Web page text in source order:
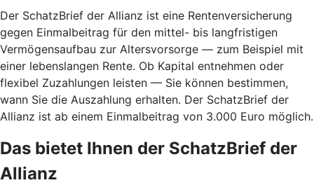
Der SchatzBrief der Allianz ist eine Rentenversicherung
gegen Einmalbeitrag für den mittel- bis langfristigen
Vermögensaufbau zur Altersvorsorge — zum Beispiel mit
einer lebenslangen Rente. Ob Kapital entnehmen oder
flexibel Zuzahlungen leisten — Sie können bestimmen,
wann Sie die Auszahlung erhalten. Der SchatzBrief der
Allianz ist ab einem Einmalbeitrag von 3.000 Euro möglich.
Das bietet Ihnen der SchatzBrief der
Allianz